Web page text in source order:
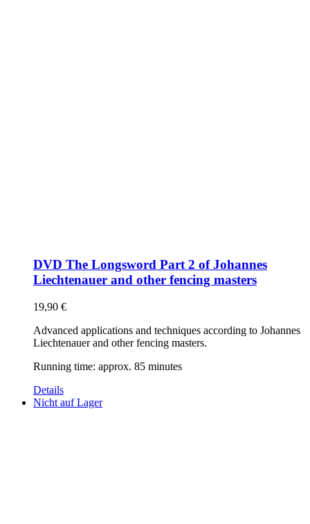
DVD The Longsword Part 2 of Johannes
Liechtenauer and other fencing masters
19,90 €
Advanced applications and techniques according to Johannes
Liechtenauer and other fencing masters.
Running time: approx. 85 minutes
Details
Nicht auf Lager